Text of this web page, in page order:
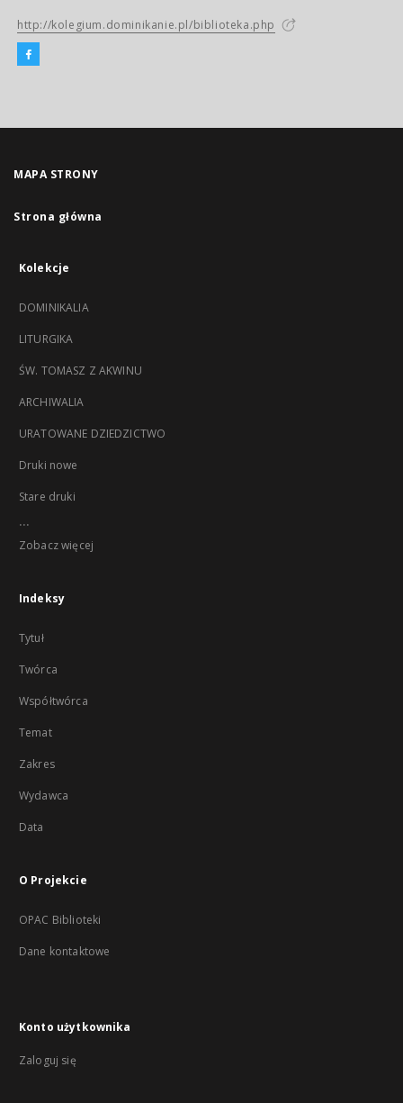
http://kolegium.dominikanie.pl/biblioteka.php
MAPA STRONY
Strona główna
Kolekcje
DOMINIKALIA
LITURGIKA
ŚW. TOMASZ Z AKWINU
ARCHIWALIA
URATOWANE DZIEDZICTWO
Druki nowe
Stare druki
...
Zobacz więcej
Indeksy
Tytuł
Twórca
Współtwórca
Temat
Zakres
Wydawca
Data
O Projekcie
OPAC Biblioteki
Dane kontaktowe
Konto użytkownika
Zaloguj się